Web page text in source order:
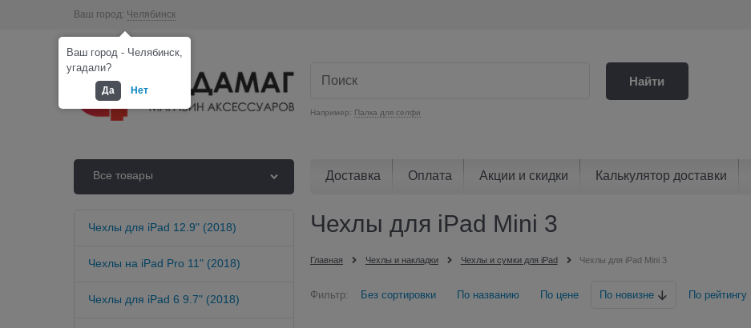
Ваш город: Челябинск
Например: Палка для селфи
Найти
Все товары Доставка Оплата Акции и скидки Калькулятор доставки
Чехлы для iPad 12.9" (2018)
Чехлы на iPad Pro 11" (2018)
Чехлы для iPad 6 9.7" (2018)
Чехлы для iPad Mini 3
Главная Чехлы и накладки Чехлы и сумки для iPad Чехлы для iPad Mini 3
Фильтр: Без сортировки По названию По цене По новизне По рейтингу
Ваш город - Челябинск,
угадали?
Да Нет